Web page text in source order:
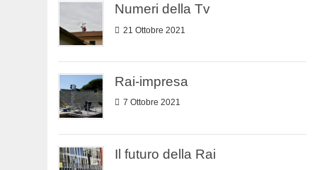
Numeri della Tv
21 Ottobre 2021
Rai-impresa
7 Ottobre 2021
Il futuro della Rai